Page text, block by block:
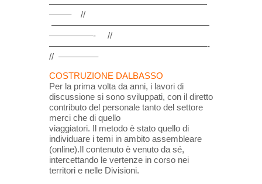
——————————————————
——– //
——————————————————
—————- //
——————————————————-
// ————–
COSTRUZIONE DALBASSO
Per la prima volta da anni, i lavori di
discussione si sono sviluppati, con il diretto
contributo del personale tanto del settore
merci che di quello
viaggiatori. Il metodo è stato quello di
individuare i temi in ambito assembleare
(online).Il contenuto è venuto da sé,
intercettando le vertenze in corso nei
territori e nelle Divisioni.